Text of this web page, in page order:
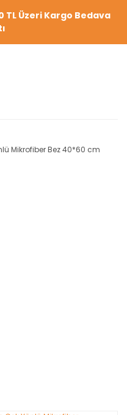
TL Üzeri Kargo Bedava